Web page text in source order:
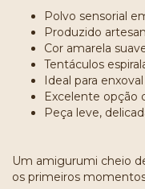
Polvo sensorial
Produzido
Cor amarela
Tentáculos
Ideal para
Excelente opção
Peça leve,
Um amigurumi cheio
os primeiros